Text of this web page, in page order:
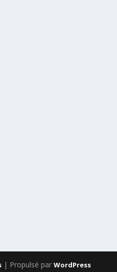
| Propulsé parWordPress